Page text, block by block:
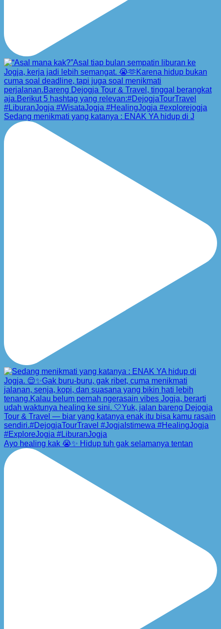
Sedang menikmati yang katanya : ENAK YA hidup di J
Ayo healing kak 😭✨ Hidup tuh gak selamanya tentan